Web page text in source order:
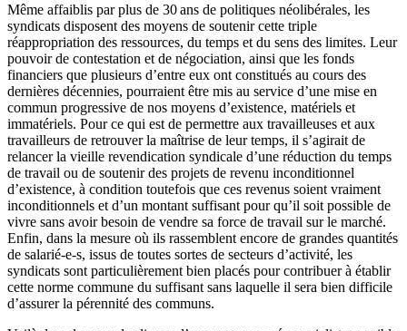
Même affaiblis par plus de 30 ans de politiques néolibérales, les
syndicats disposent des moyens de soutenir cette triple
réappropriation des ressources, du temps et du sens des limites. Leur
pouvoir de contestation et de négociation, ainsi que les fonds
financiers que plusieurs d’entre eux ont constitués au cours des
dernières décennies, pourraient être mis au service d’une mise en
commun progressive de nos moyens d’existence, matériels et
immatériels. Pour ce qui est de permettre aux travailleuses et aux
travailleurs de retrouver la maîtrise de leur temps, il s’agirait de
relancer la vieille revendication syndicale d’une réduction du temps
de travail ou de soutenir des projets de revenu inconditionnel
d’existence, à condition toutefois que ces revenus soient vraiment
inconditionnels et d’un montant suffisant pour qu’il soit possible de
vivre sans avoir besoin de vendre sa force de travail sur le marché.
Enfin, dans la mesure où ils rassemblent encore de grandes quantités
de salarié-e-s, issus de toutes sortes de secteurs d’activité, les
syndicats sont particulièrement bien placés pour contribuer à établir
cette norme commune du suffisant sans laquelle il sera bien difficile
d’assurer la pérennité des communs.